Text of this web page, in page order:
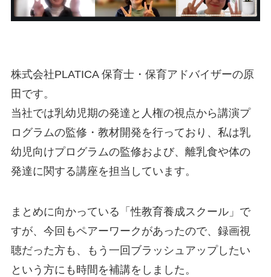
株式会社PLATICA 保育士・保育アドバイザーの原
田です。
当社では乳幼児期の発達と人権の視点から講演プ
ログラムの監修・教材開発を行っており、私は乳
幼児向けプログラムの監修および、離乳食や体の
発達に関する講座を担当しています。
まとめに向かっている「性教育養成スクール」で
すが、今回もペアーワークがあったので、録画視
聴だった方も、もう一回ブラッシュアップしたい
という方にも時間を補講をしました。